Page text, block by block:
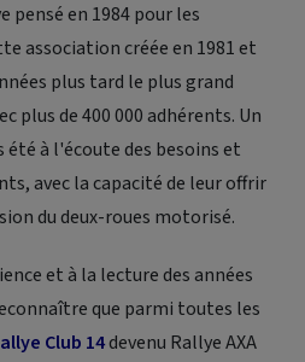
pensé en 1984 pour les
association créée en 1981 et
plus tard le plus grand
plus de 400 000 adhérents. Un
à l'écoute des besoins et
avec la capacité de leur offrir
du deux-roues motorisé.
et à la lecture des années
que parmi toutes les
Club 14devenu Rallye AXA